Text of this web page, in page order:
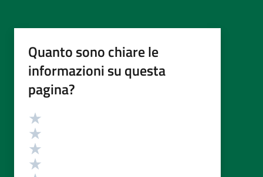
Quanto sono chiare le
informazioni su questa
pagina?
Valutazione